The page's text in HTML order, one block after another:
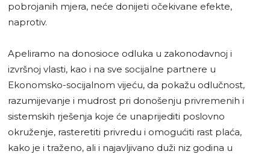
pobrojanih mjera, neće donijeti očekivane efekte,
naprotiv.
Apeliramo na donosioce odluka u zakonodavnoj i
izvršnoj vlasti, kao i na sve socijalne partnere u
Ekonomsko-socijalnom vijeću, da pokažu odlučnost,
razumijevanje i mudrost pri donošenju privremenih i
sistemskih rješenja koje će unaprijediti poslovno
okruženje, rasteretiti privredu i omogućiti rast plaća,
kako je i traženo, ali i najavljivano duži niz godina u